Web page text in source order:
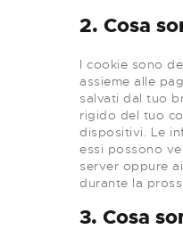
2. Cosa
I cookie sono
assieme alle
salvati dal tuo
rigido del tuo
dispositivi. Le
essi possono
server oppure
durante la
3. Cosa